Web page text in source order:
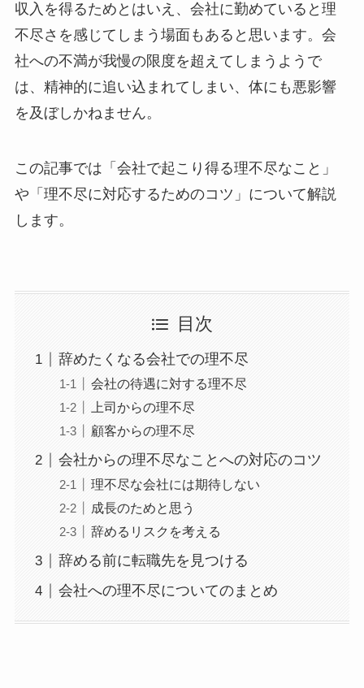
収入を得るためとはいえ、会社に勤めていると理
不尽さを感じてしまう場面もあると思います。会
社への不満が我慢の限度を超えてしまうようで
は、精神的に追い込まれてしまい、体にも悪影響
を及ぼしかねません。
この記事では「会社で起こり得る理不尽なこと」
や「理不尽に対応するためのコツ」について解説
します。
目次
辞めたくなる会社での理不尽
会社の待遇に対する理不尽
上司からの理不尽
顧客からの理不尽
会社からの理不尽なことへの対応のコツ
理不尽な会社には期待しない
成長のためと思う
辞めるリスクを考える
辞める前に転職先を見つける
会社への理不尽についてのまとめ